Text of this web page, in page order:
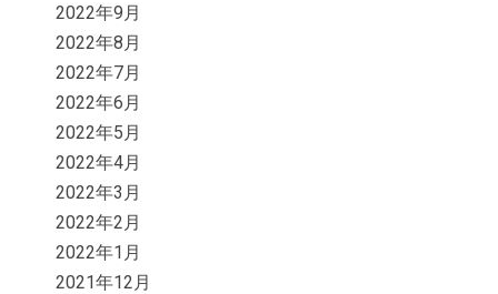
2022年9月
2022年8月
2022年7月
2022年6月
2022年5月
2022年4月
2022年3月
2022年2月
2022年1月
2021年12月